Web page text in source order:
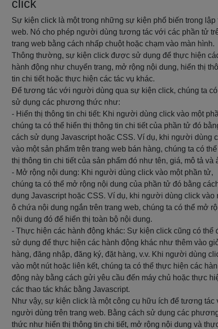
click
Sự kiện click là một trong những sự kiện phổ biến trong lập
web. Nó cho phép người dùng tương tác với các phần tử
trang web bằng cách nhấp chuột hoặc chạm vào màn hình.
Thông thường, sự kiện click được sử dụng để thực hiện
hành động như chuyển trang, mở rộng nội dung, hiển thị
tin chi tiết hoặc thực hiện các tác vụ khác.
Để tương tác với người dùng qua sự kiện click, chúng ta
sử dụng các phương thức như:
- Hiển thị thông tin chi tiết: Khi người dùng click vào một
chúng ta có thể hiển thị thông tin chi tiết của phần tử đó
cách sử dụng Javascript hoặc CSS. Ví dụ, khi người dùng
vào một sản phẩm trên trang web bán hàng, chúng ta có
thị thông tin chi tiết của sản phẩm đó như tên, giá, mô tả và
- Mở rộng nội dung: Khi người dùng click vào một phần tử,
chúng ta có thể mở rộng nội dung của phần tử đó bằng
dụng Javascript hoặc CSS. Ví dụ, khi người dùng click vào
ô chứa nội dung ngắn trên trang web, chúng ta có thể mở
nội dung đó để hiển thị toàn bộ nội dung.
- Thực hiện các hành động khác: Sự kiện click cũng có thể
sử dụng để thực hiện các hành động khác như thêm vào
hàng, đăng nhập, đăng ký, đặt hàng, v.v. Khi người dùng
vào một nút hoặc liên kết, chúng ta có thể thực hiện các
động này bằng cách gửi yêu cầu đến máy chủ hoặc thực
các thao tác khác bằng Javascript.
Như vậy, sự kiện click là một công cụ hữu ích để tương tác
người dùng trên trang web. Bằng cách sử dụng các
thức như hiển thị thông tin chi tiết, mở rộng nội dung và